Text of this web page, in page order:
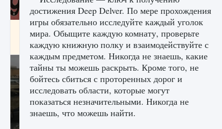
Входят ли «Милан» и «Интер» в EA FC 25
9 августа 2024 2 064 0 1
достижения Deep Delver. По мере прохождения
игры обязательно исследуйте каждый уголок
мира. Обыщите каждую комнату, проверьте
каждую книжную полку и взаимодействуйте с
каждым предметом. Никогда не знаешь, какие
тайны ты можешь раскрыть. Кроме того, не
бойтесь сбиться с проторенных дорог и
исследовать области, которые могут
показаться незначительными. Никогда не
знаешь, что можешь найти.